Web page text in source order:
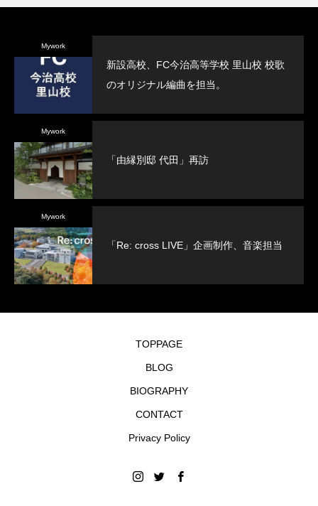
Mywork
新設高校、FC今治高等学校 里山校 校歌
のオリジナル編曲を担当。
Mywork
「由縁別邸 代田」再訪
Mywork
「Re: cross LIVE」企画制作、音楽担当
TOPPAGE
BLOG
BIOGRAPHY
CONTACT
Privacy Policy